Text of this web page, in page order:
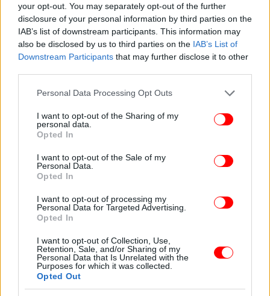
your opt-out. You may separately opt-out of the further
disclosure of your personal information by third parties on the
IAB’s list of downstream participants. This information may
also be disclosed by us to third parties on the IAB’s List of
Downstream Participants that may further disclose it to other
Please note that this website/app uses one or more Google
not limited to your visit or usage behaviour. You may click to
grant or deny consent to Google and its third-party tags to
use your data for below specified purposes in below Google
consent section.
Personal Data Processing Opt Outs
I want to opt-out of the Sharing of my
personal data.
Opted In
I want to opt-out of the Sale of my
Personal Data.
Opted In
I want to opt-out of processing my
Personal Data for Targeted Advertising.
Opted In
I want to opt-out of Collection, Use,
Retention, Sale, and/or Sharing of my
Personal Data that Is Unrelated with the
Purposes for which it was collected.
Opted Out
Από την πλευρά του, το ΠΑΣΟΚ κατέθεσε σήμερα
πρόταση για σύσταση Ειδικής Κοινοβουλευτικής
Επιτροπής για τη διενέργεια προκαταρκτικής
εξέτασης για τα Τέμπη και προτείνεται η
διερεύνηση ενδεχόμενων ποινικών ευθυνών των
πρώην υπουργών Κώστα Καραμανλή της ΝΔ και
Χρήστου Σπίρτζη από τον ΣΥΡΙΖΑ. Για τον κ.
Καραμανλή προτείνεται να διερευνηθούν
ενδεχόμενες ποινικές ευθύνες για τα αδικήματα της
Σπίρτζη το αδίκημα αφορά μόνο την παράβαση
καθήκοντος.
ΣΥΡΙΖΑ και ΠΑΣΟΚ εστιάζουν στην ανάγκη να
διεξαχθεί προκαταρκτική εξέταση, ωστόσο δεν είναι
ξεκάθαρο τι θα πράξουν στην ψηφοφορία της
Τετάρτης.
Υπέρ της πρότασης του ΚΚΕ, πάντως, αναμένεται να